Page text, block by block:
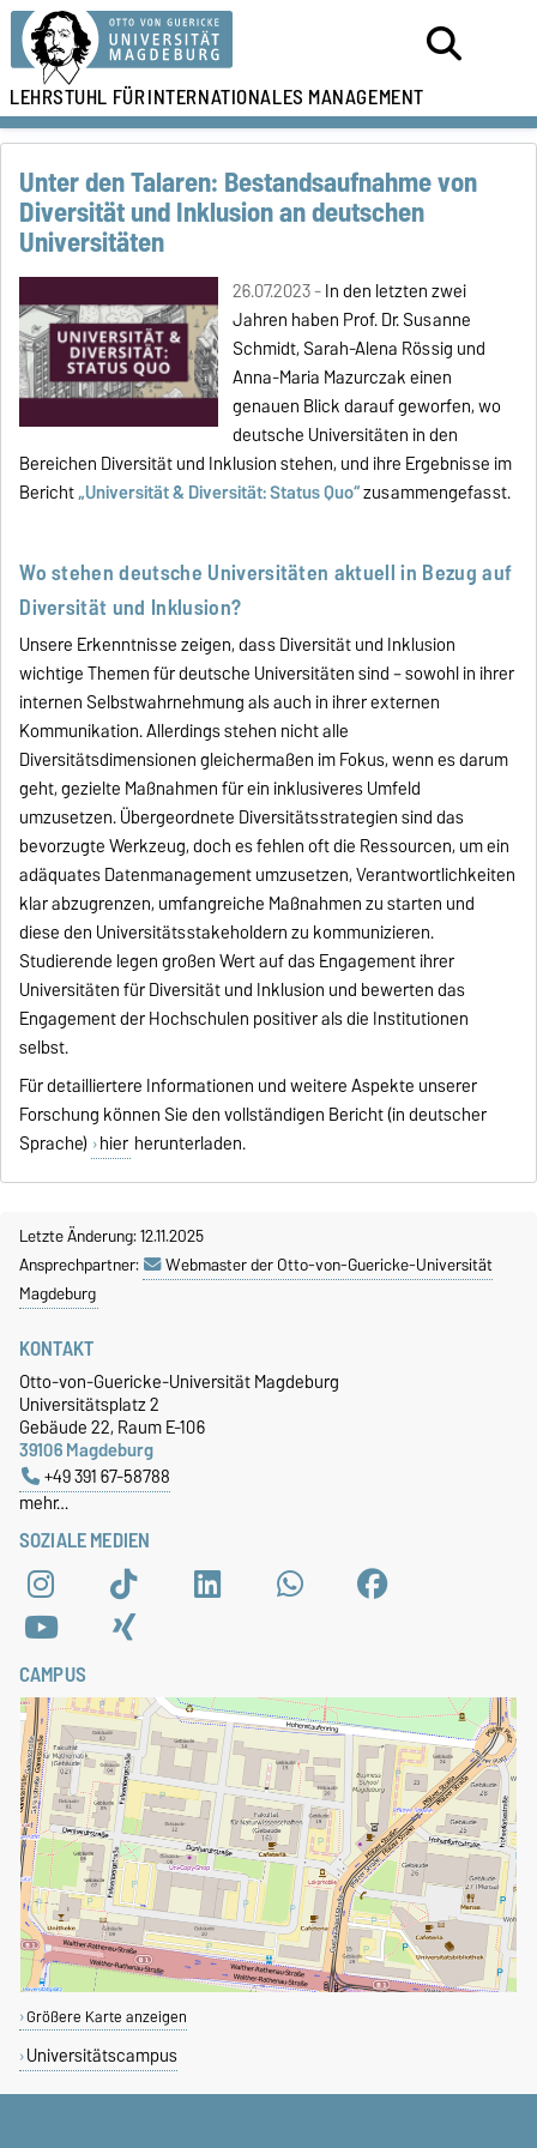
LEHRSTUHL FÜRINTERNATIONALES MANAGEMENT
Unter den Talaren: Bestandsaufnahme von
Diversität und Inklusion an deutschen
Universitäten
26.07.2023 -In den letzten zwei
Jahren haben Prof. Dr. Susanne
Schmidt, Sarah-Alena Rössig und
Anna-Maria Mazurczak einen
genauen Blick darauf geworfen, wo
deutsche Universitäten in den
Bereichen Diversität und Inklusion stehen, und ihre Ergebnisse im
Bericht„Universität & Diversität: Status Quo“zusammengefasst.
Wo stehen deutsche Universitäten aktuell in Bezug auf
Diversität und Inklusion?
Unsere Erkenntnisse zeigen, dass Diversität und Inklusion
wichtige Themen für deutsche Universitäten sind – sowohl in ihrer
internen Selbstwahrnehmung als auch in ihrer externen
Kommunikation. Allerdings stehen nicht alle
Diversitätsdimensionen gleichermaßen im Fokus, wenn es darum
geht, gezielte Maßnahmen für ein inklusiveres Umfeld
umzusetzen. Übergeordnete Diversitätsstrategien sind das
bevorzugte Werkzeug, doch es fehlen oft die Ressourcen, um ein
adäquates Datenmanagement umzusetzen, Verantwortlichkeiten
klar abzugrenzen, umfangreiche Maßnahmen zu starten und
diese den Universitätsstakeholdern zu kommunizieren.
Studierende legen großen Wert auf das Engagement ihrer
Universitäten für Diversität und Inklusion und bewerten das
Engagement der Hochschulen positiver als die Institutionen
selbst.
Für detailliertere Informationen und weitere Aspekte unserer
Forschung können Sie den vollständigen Bericht (in deutscher
Sprache) hier herunterladen.
Letzte Änderung: 12.11.2025
Ansprechpartner:
Webmaster der Otto-von-Guericke-Universität
Magdeburg
SOZIALE MEDIEN
KONTAKT
Otto-von-Guericke-Universität Magdeburg
Universitätsplatz 2
Gebäude 22, Raum E-106
39106 Magdeburg
+49 391 67-58788
mehr…
CAMPUS
Größere Karte anzeigen
Universitätscampus